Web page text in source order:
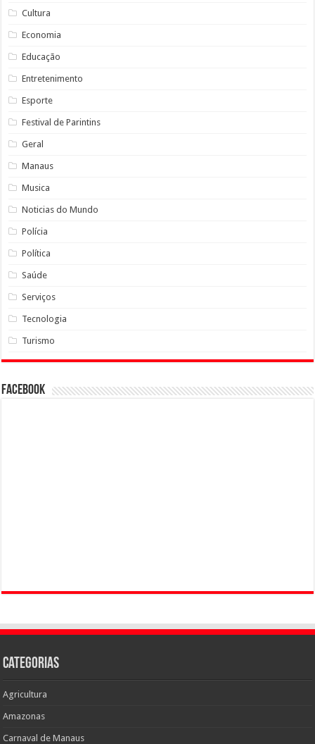
Cultura
Economia
Educação
Entretenimento
Esporte
Festival de Parintins
Geral
Manaus
Musica
Noticias do Mundo
Polícia
Política
Saúde
Serviços
Tecnologia
Turismo
Facebook
Categorias
Agricultura
Amazonas
Carnaval de Manaus